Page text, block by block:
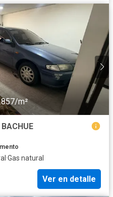
m²
·Gas natural
Ver en detalle